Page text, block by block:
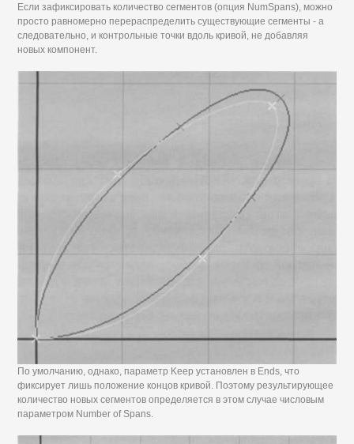
Если зафиксировать количество сегментов (опция NumSpans), можно
просто равномерно перераспределить существующие сегменты - а
следовательно, и контрольные точки вдоль кривой, не добавляя
новых компонент.
По умолчанию, однако, параметр Keep установлен в Ends, что
фиксирует лишь положение концов кривой. Поэтому результирующее
количество новых сегментов определяется в этом случае числовым
параметром Number of Spans.